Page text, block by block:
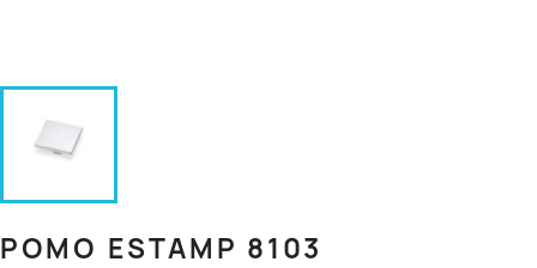
POMO ESTAMP 8103